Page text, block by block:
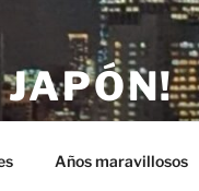
JAPÓN!
Años maravillosos